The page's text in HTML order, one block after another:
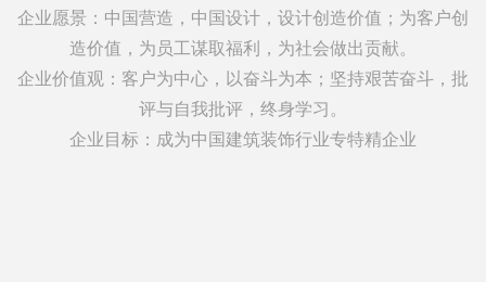
企业愿景：中国营造，中国设计，设计创造价值；为客户创
造价值，为员工谋取福利，为社会做出贡献。
企业价值观：客户为中心，以奋斗为本；坚持艰苦奋斗，批
评与自我批评，终身学习。
企业目标：成为中国建筑装饰行业专特精企业